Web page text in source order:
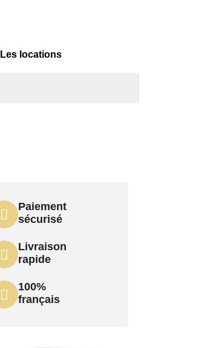
Les locations
Paiement
sécurisé
Livraison
rapide
100%
français